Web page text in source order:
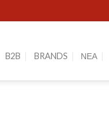
B2B BRANDS ΝΕΑ